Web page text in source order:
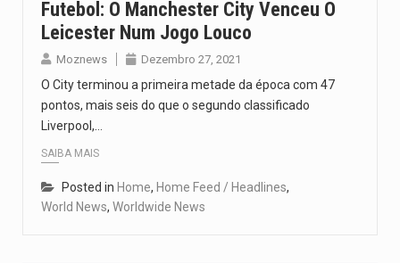
Futebol: O Manchester City Venceu O
Leicester Num Jogo Louco
Moznews Dezembro 27, 2021
O City terminou a primeira metade da época com 47
pontos, mais seis do que o segundo classificado
Liverpool,…
SAIBA MAIS
Posted in Home, Home Feed / Headlines,
World News, Worldwide News